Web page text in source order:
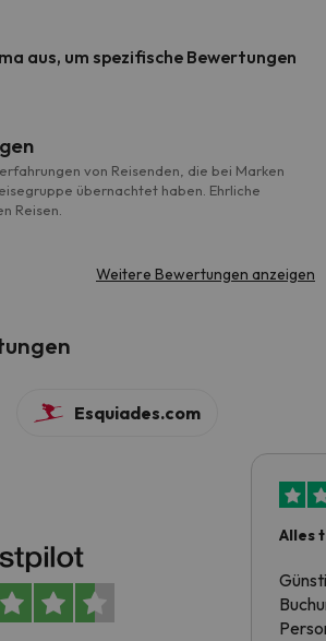
aus, um spezifische Bewertungen
von Reisenden, die bei Marken
übernachtet haben. Ehrliche
Reisen.
Weitere Bewertungen anzeigen
Esquiades.com
Alles